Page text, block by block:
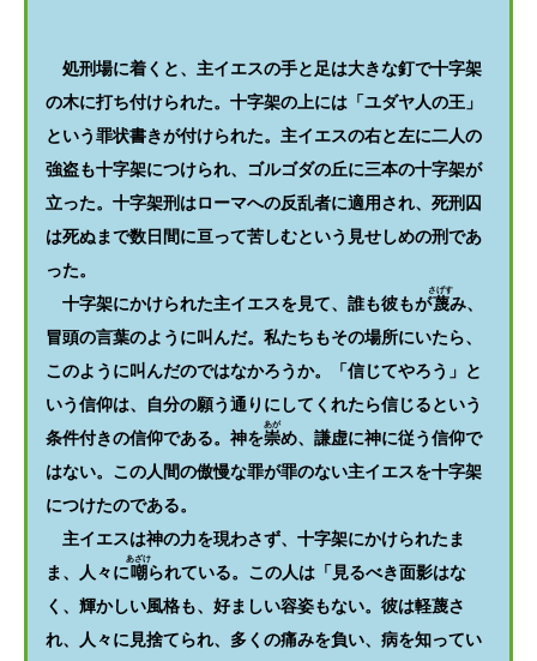
処刑場に着くと、主イエスの手と足は大きな釘で十字架
の木に打ち付けられた。十字架の上には「ユダヤ人の王」
という罪状書きが付けられた。主イエスの右と左に二人の
強盗も十字架につけられ、ゴルゴダの丘に三本の十字架が
立った。十字架刑はローマへの反乱者に適用され、死刑囚
は死ぬまで数日間に亘って苦しむという見せしめの刑であ
った。
十字架にかけられた主イエスを見て、誰も彼もが蔑
さげす
み、
冒頭の言葉のように叫んだ。私たちもその場所にいたら、
このように叫んだのではなかろうか。「信じてやろう」と
いう信仰は、自分の願う通りにしてくれたら信じるという
条件付きの信仰である。神を崇
あが
め、謙虚に神に従う信仰で
はない。この人間の傲慢な罪が罪のない主イエスを十字架
につけたのである。
主イエスは神の力を現わさず、十字架にかけられたま
ま、人々に嘲
あざけ
られている。この人は「見るべき面影はな
く、輝かしい風格も、好ましい容姿もない。彼は軽蔑さ
れ、人々に見捨てられ、多くの痛みを負い、病を知ってい